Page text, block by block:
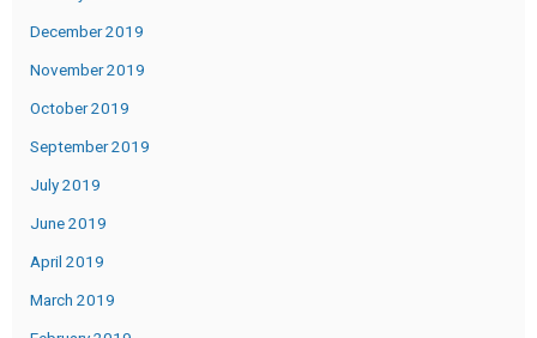
December 2019
November 2019
October 2019
September 2019
July 2019
June 2019
April 2019
March 2019